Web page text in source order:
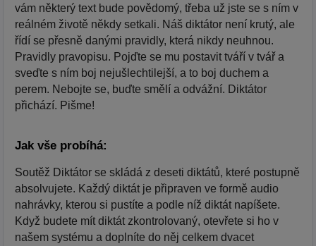
vám některý text bude povědomý, třeba už jste se s ním v
reálném životě někdy setkali. Náš diktátor není krutý, ale
řídí se přesně danými pravidly, která nikdy neuhnou.
Pravidly pravopisu. Pojďte se mu postavit tváří v tvář a
sveďte s ním boj nejušlechtilejší, a to boj duchem a
perem. Nebojte se, buďte smělí a odvážní. Diktátor
přichází. Pišme!
Jak vše probíhá:
Soutěž Diktátor se skládá z deseti diktátů, které postupně
absolvujete. Každý diktát je připraven ve formě audio
nahrávky, kterou si pustíte a podle níž diktát napíšete.
Když budete mít diktát zkontrolovaný, otevřete si ho v
našem systému a doplníte do něj celkem dvacet